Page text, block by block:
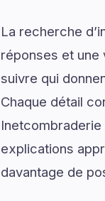
La recherche
réponses et une
suivre qui
Chaque détail
explications
davantage de